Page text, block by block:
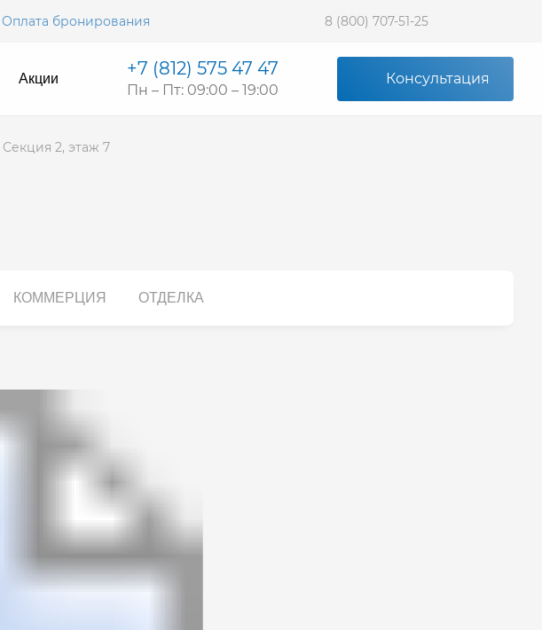
Оплата бронирования 8 (800) 707-51-25
Акции +7 (812) 575 47 47
Пн – Пт: 09:00 – 19:00
Консультация
Секция 2, этаж 7
КОММЕРЦИЯ ОТДЕЛКА